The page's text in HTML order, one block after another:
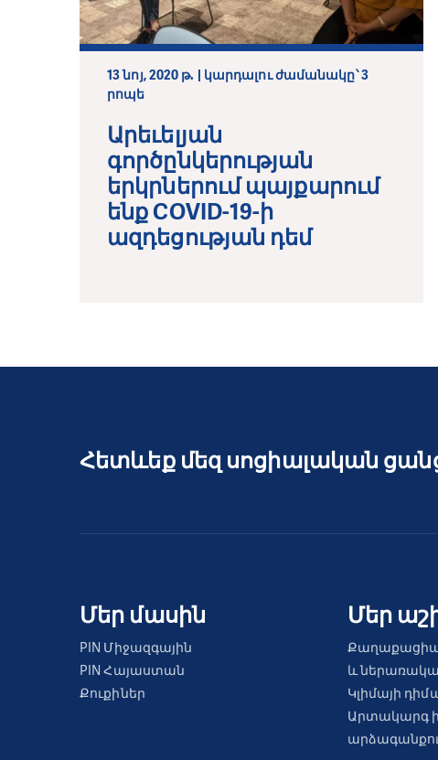
13 նոյ, 2020 թ. | կարդալու ժամանակը՝ 3
րոպե
Արեւելյան
գործընկերության
երկրներում պայքարում
ենք COVID-19-ի
ազդեցության դեմ
Հետևեք մեզ սոցիալական
Մեր մասին
PIN Միջազգային
PIN Հայաստան
Քուքիներ
Մեր
և
Կլիմայի
Արտակարգ